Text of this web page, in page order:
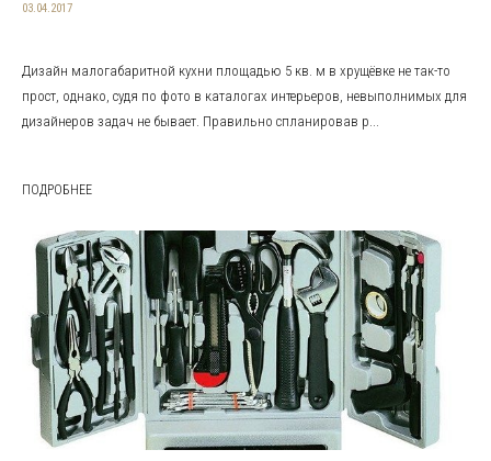
03.04.2017
Дизайн малогабаритной кухни площадью 5 кв. м в хрущёвке не так-то
прост, однако, судя по фото в каталогах интерьеров, невыполнимых для
дизайнеров задач не бывает. Правильно спланировав р...
ПОДРОБНЕЕ